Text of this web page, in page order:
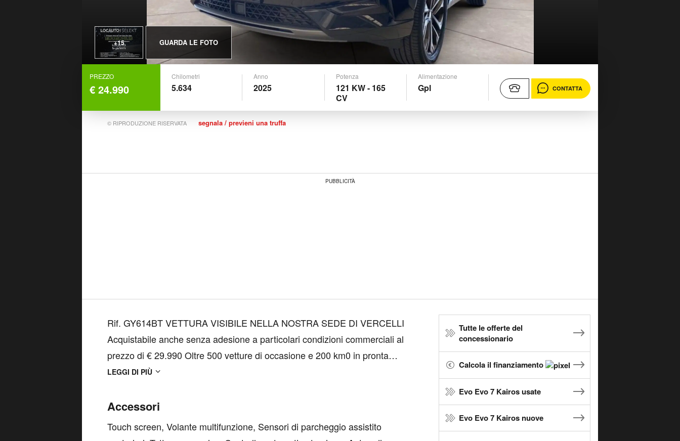
+15 GUARDA LE FOTO
PREZZO
€ 24.990
Chilometri
5.634
Anno
2025
Potenza
121 KW - 165
CV
Alimentazione
Gpl CONTATTA
© RIPRODUZIONE RISERVATA segnala / previeni una truffa
PUBBLICITÀ
Rif. GY614BT VETTURA VISIBILE NELLA NOSTRA SEDE DI VERCELLI
Acquistabile anche senza adesione a particolari condizioni commerciali al
prezzo di € 29.990 Oltre 500 vetture di occasione e 200 km0 in pronta
consegna nelle nostre 9 sedi. Contattaci per assicurarti dell’effettiva
LEGGI DI PIÙ
Accessori
Touch screen, Volante multifunzione, Sensori di parcheggio assistito
Tutte le offerte del
concessionario
Calcola il finanziamento
Evo Evo 7 Kairos usate
Evo Evo 7 Kairos nuove